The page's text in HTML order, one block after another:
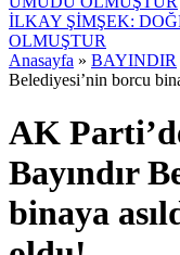
İLKAY ŞİMŞEK:
OLMUŞTUR
Anasayfa » BAYINDIR
Belediyesi’nin borcu
AK
Bayındır
binaya